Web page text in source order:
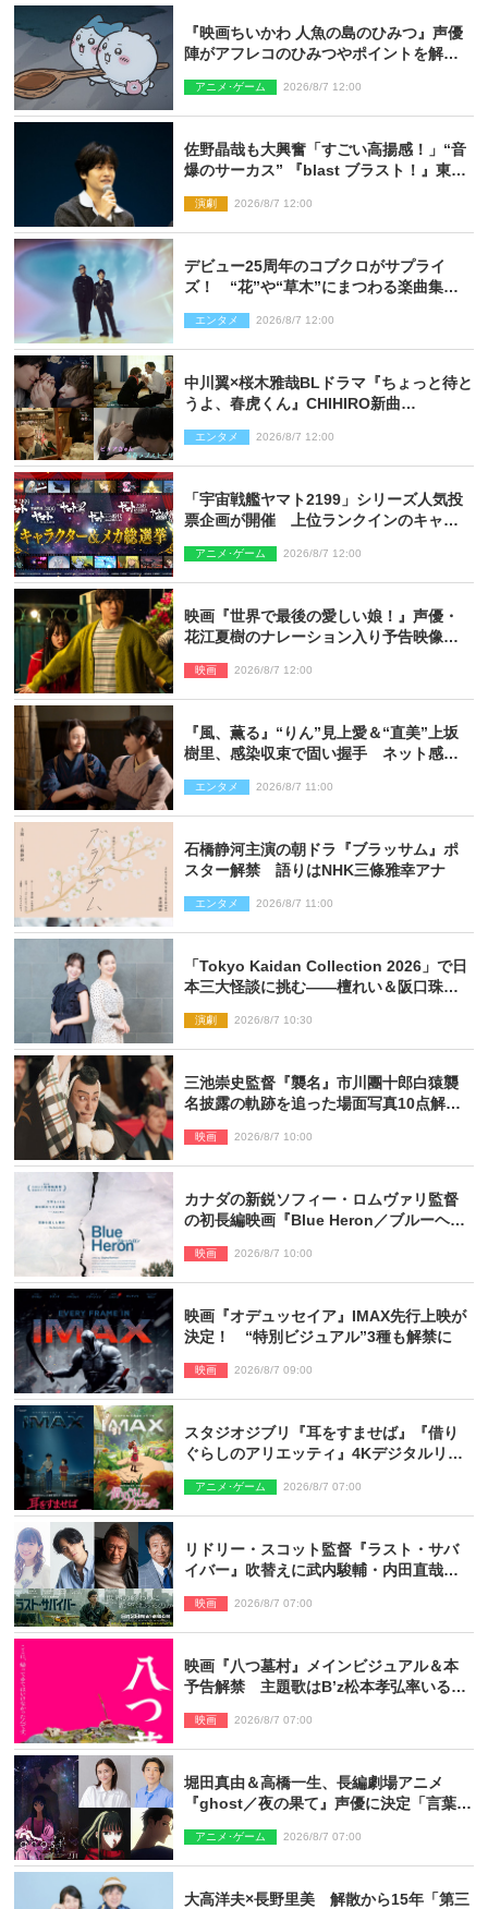
『映画ちいかわ 人魚の島のひみつ』声優
陣がアフレコのひみつやポイントを解
アニメ･ゲーム 2026/8/7 12:00
佐野晶哉も大興奮「すごい高揚感！」“音
爆のサーカス” 『blast ブラスト！』東京
演劇 2026/8/7 12:00
デビュー25周年のコブクロがサプライ
ズ！ “花”や“草木”にまつわる楽曲集め
信リリース
エンタメ 2026/8/7 12:00
中川翼×桜木雅哉BLドラマ『ちょっと待と
うよ、春虎くん』CHIHIRO新曲
エンタメ 2026/8/7 12:00
「宇宙戦艦ヤマト2199」シリーズ人気投
票企画が開催 上位ランクインのキャラ
を制作
アニメ･ゲーム 2026/8/7 12:00
映画『世界で最後の愛しい娘！』声優・
花江夏樹のナレーション入り予告映像解
い！」
映画 2026/8/7 12:00
『風、薫る』“りん”見上愛＆“直美”上坂
樹里、感染収束で固い握手 ネット感動
エンタメ 2026/8/7 11:00
石橋静河主演の朝ドラ『ブラッサム』ポ
スター解禁 語りはNHK三條雅幸アナ
エンタメ 2026/8/7 11:00
「Tokyo Kaidan Collection 2026」で日
本三大怪談に挑む――檀れい＆阪口珠美
演劇 2026/8/7 10:30
三池崇史監督『襲名』市川團十郎白猿襲
名披露の軌跡を追った場面写真10点解
映画 2026/8/7 10:00
カナダの新鋭ソフィー・ロムヴァリ監督
の初長編映画『Blue Heron／ブルーヘロ
映画 2026/8/7 10:00
映画『オデュッセイア』IMAX先行上映が
決定！ “特別ビジュアル”3種も解禁に
映画 2026/8/7 09:00
スタジオジブリ『耳をすませば』『借り
ぐらしのアリエッティ』4Kデジタルリマ
アニメ･ゲーム 2026/8/7 07:00
リドリー・スコット監督『ラスト・サバ
イバー』吹替えに武内駿輔・内田直哉・
結！
映画 2026/8/7 07:00
映画『八つ墓村』メインビジュアル＆本
予告解禁 主題歌はB’z松本孝弘率いる
映画 2026/8/7 07:00
堀田真由＆高橋一生、長編劇場アニメ
『ghost／夜の果て』声優に決定「言葉に
た」
アニメ･ゲーム 2026/8/7 07:00
大高洋夫×長野里美 解散から15年「第三